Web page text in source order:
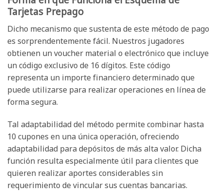
Tarjetas Prepago
Dicho mecanismo que sustenta de este método de pago
es sorprendentemente fácil. Nuestros jugadores
obtienen un voucher material o electrónico que incluye
un código exclusivo de 16 dígitos. Este código
representa un importe financiero determinado que
puede utilizarse para realizar operaciones en línea de
forma segura.
Tal adaptabilidad del método permite combinar hasta
10 cupones en una única operación, ofreciendo
adaptabilidad para depósitos de más alta valor. Dicha
función resulta especialmente útil para clientes que
quieren realizar aportes considerables sin
requerimiento de vincular sus cuentas bancarias.